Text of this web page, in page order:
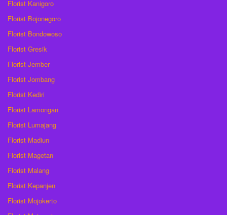
Florist Kanigoro
Florist Bojonegoro
Florist Bondowoso
Florist Gresik
Florist Jember
Florist Jombang
Florist Kediri
Florist Lamongan
Florist Lumajang
Florist Madiun
Florist Magetan
Florist Malang
Florist Kepanjen
Florist Mojokerto